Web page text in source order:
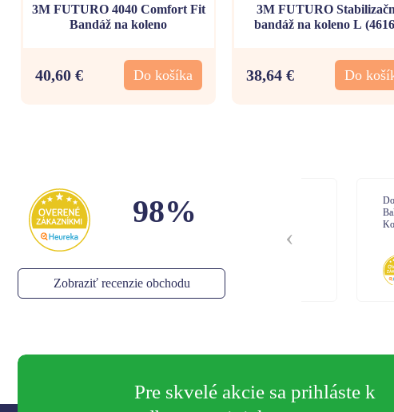
3M FUTURO 4040 Comfort Fit
Bandáž na koleno
40,60 € Do košíka
3M FUTURO
bandáž na koleno L
38,64 € Do
98%
Zobraziť recenzie obchodu
Rychle dodanie
Doručenie:
Balenie:
Pre skvelé akcie sa prihláste k